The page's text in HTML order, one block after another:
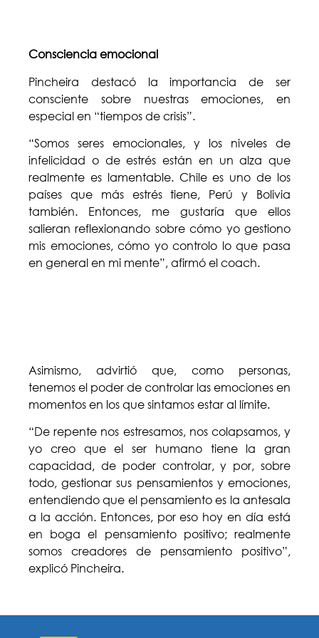
Consciencia emocional
Pincheira destacó la importancia de ser
consciente sobre nuestras emociones, en
especial en “tiempos de crisis”.
“Somos seres emocionales, y los niveles de
infelicidad o de estrés están en un alza que
realmente es lamentable. Chile es uno de los
países que más estrés tiene, Perú y Bolivia
también. Entonces, me gustaría que ellos
salieran reflexionando sobre cómo yo gestiono
mis emociones, cómo yo controlo lo que pasa
en general en mi mente”, afirmó el coach.
Asimismo, advirtió que, como personas,
tenemos el poder de controlar las emociones en
momentos en los que sintamos estar al límite.
“De repente nos estresamos, nos colapsamos, y
yo creo que el ser humano tiene la gran
capacidad, de poder controlar, y por, sobre
todo, gestionar sus pensamientos y emociones,
entendiendo que el pensamiento es la antesala
a la acción. Entonces, por eso hoy en día está
en boga el pensamiento positivo; realmente
somos creadores de pensamiento positivo”,
explicó Pincheira.